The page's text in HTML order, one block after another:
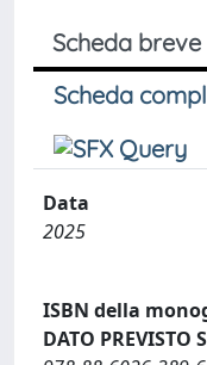
Scheda breve
Scheda
Data
2025
ISBN della
DATO PREVISTO